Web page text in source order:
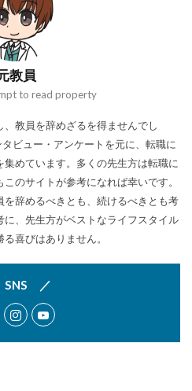
教員
to read property
教員を辞めざるを得ませんでし
ビュー・アンケートを元に、転職に
めています。多くの先生方は転職に
のサイトが参考になれば幸いです。
辞めるべきとも、続けるべきとも考
に、先生方がベストなライフスタイル
喜びはありません。
／